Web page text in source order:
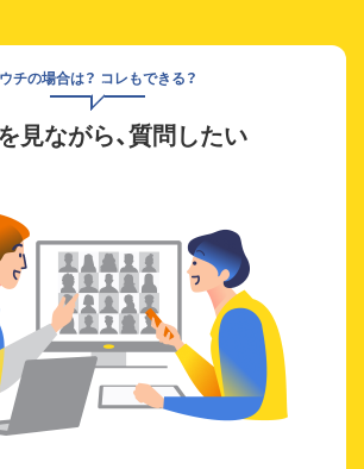
ウチの場合は？ コレもできる？
見ながら、質問したい